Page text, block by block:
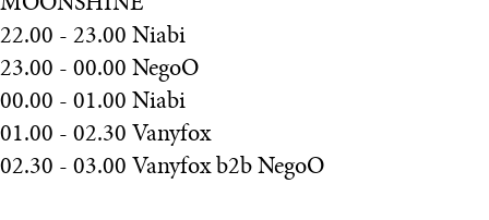
22.00 - 23.00 Niabi
23.00 - 00.00 NegoO
00.00 - 01.00 Niabi
01.00 - 02.30 Vanyfox
02.30 - 03.00 Vanyfox b2b NegoO